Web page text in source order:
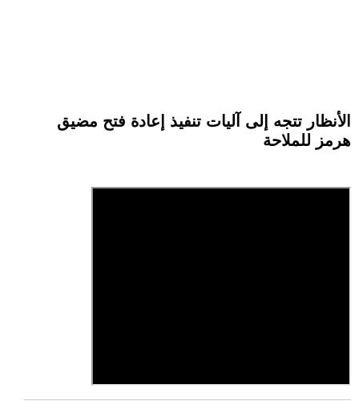
الأنظار تتجه إلى آليات تنفيذ إعادة فتح مضيق
هرمز للملاحة